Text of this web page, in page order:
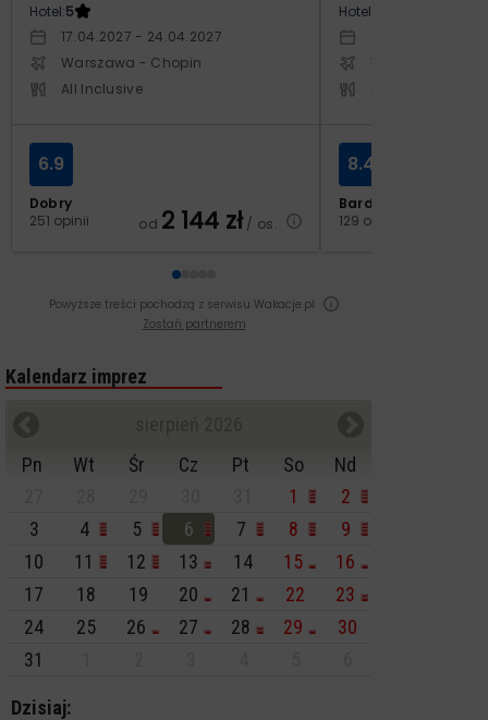
Hotel:5
17.04.2027 - 24.04.2027
Warszawa - Chopin
All Inclusive
Dobry
251 opinii
6.9
od 2 144 zł/ os.
Hotel:
Warszawa -
Bardzo dobry
129 opinii
8.4
Powyższe treści pochodzą z serwisu Wakacje.pl
Zostań partnerem
Kalendarz imprez
Pn
Wt Śr Cz Pt So
Nd
1
2
3
4 5 6 7 8
9
10
11 12 13 14 15
16
17
18 19 20 21 22
23
24
25 26 27 28 29
30
31
Dzisiaj: